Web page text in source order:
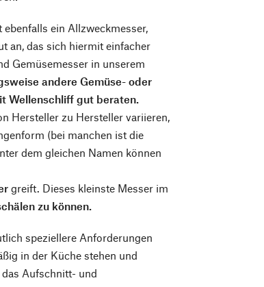
ein Allzweckmesser,
an, das sich hiermit einfacher
Gemüsemesser in unserem
andere Gemüse- oder
Wellenschliff gut beraten.
Hersteller zu Hersteller variieren,
(bei manchen ist die
dem gleichen Namen können
greift. Dieses kleinste Messer im
zu können.
speziellere Anforderungen
in der Küche stehen und
Aufschnitt- und